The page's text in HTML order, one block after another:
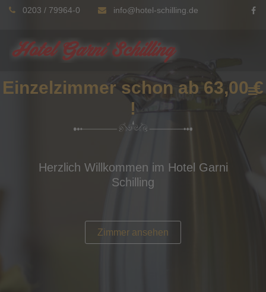
0203 / 79964-0 info@hotel-schilling.de
Einzelzimmer schon ab 63,00 €
!
Herzlich Willkommen im Hotel Garni
Schilling
Zimmer ansehen